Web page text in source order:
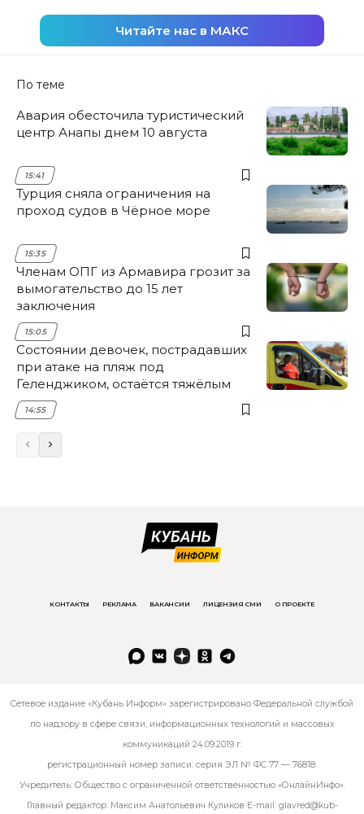
Читайте нас в МАКС
По теме
Авария обесточила туристический
центр Анапы днем 10 августа
15:41
Турция сняла ограничения на
проход судов в Чёрное море
15:35
Членам ОПГ из Армавира грозит за
вымогательство до 15 лет
заключения
15:05
Состоянии девочек, пострадавших
при атаке на пляж под
Геленджиком, остаётся тяжёлым
14:55
КОНТАКТЫ РЕКЛАМА ВАКАНСИИ ЛИЦЕНЗИЯ СМИ О ПРОЕКТЕ
Сетевое издание «Кубань Информ» зарегистрировано Федеральной службой
по надзору в сфере связи, информационных технологий и массовых
коммуникаций 24.09.2019 г.
регистрационный номер записи: серия ЭЛ № ФС 77 — 76818.
Учредитель: Общество с ограниченной ответственностью «ОнлайнИнфо».
Главный редактор: Максим Анатольевич Куликов E-mail: glavred@kub-